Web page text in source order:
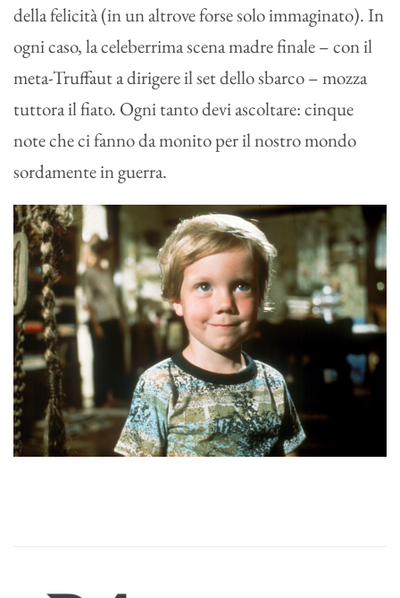
della felicità (in un altrove forse solo immaginato). In
ogni caso, la celeberrima scena madre finale – con il
meta-Truffaut a dirigere il set dello sbarco – mozza
tuttora il fiato. Ogni tanto devi ascoltare: cinque
note che ci fanno da monito per il nostro mondo
sordamente in guerra.